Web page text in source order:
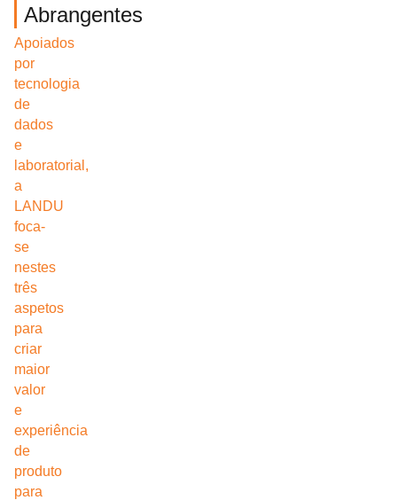
Abrangentes
Apoiados
por
tecnologia
de
dados
e
laboratorial,
a
LANDU
foca-
se
nestes
três
aspetos
para
criar
maior
valor
e
experiência
de
produto
para